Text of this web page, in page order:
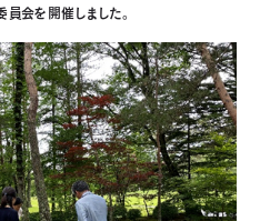
会を開催しました。